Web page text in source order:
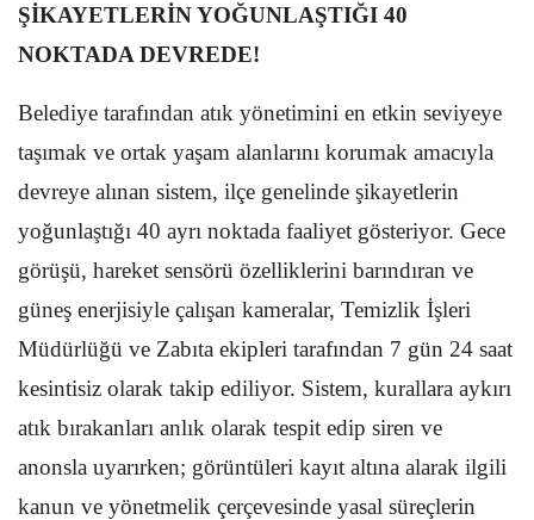
ŞİKAYETLERİN YOĞUNLAŞTIĞI 40
NOKTADA DEVREDE!
Belediye tarafından atık yönetimini en etkin seviyeye
taşımak ve ortak yaşam alanlarını korumak amacıyla
devreye alınan sistem, ilçe genelinde şikayetlerin
yoğunlaştığı 40 ayrı noktada faaliyet gösteriyor. Gece
görüşü, hareket sensörü özelliklerini barındıran ve
güneş enerjisiyle çalışan kameralar, Temizlik İşleri
Müdürlüğü ve Zabıta ekipleri tarafından 7 gün 24 saat
kesintisiz olarak takip ediliyor. Sistem, kurallara aykırı
atık bırakanları anlık olarak tespit edip siren ve
anonsla uyarırken; görüntüleri kayıt altına alarak ilgili
kanun ve yönetmelik çerçevesinde yasal süreçlerin